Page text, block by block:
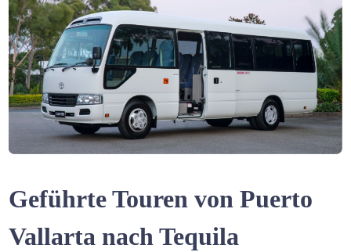
Geführte Touren von Puerto
Vallarta nach Tequila